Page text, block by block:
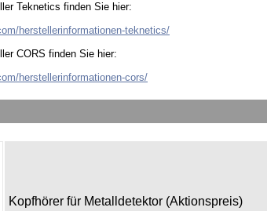
Teknetics finden Sie hier:
herstellerinformationen-teknetics/
CORS finden Sie hier:
herstellerinformationen-cors/
Kopfhörer für Metalldetektor (Aktionspreis)